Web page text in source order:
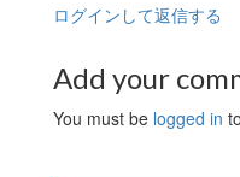
ログインして返信する
Add your
You must be logged in